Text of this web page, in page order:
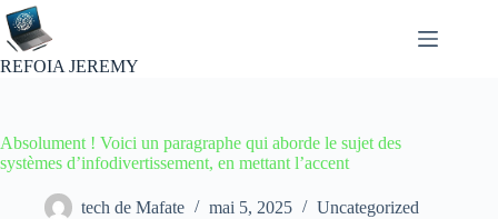
Passer
au
contenu
REFOIA JEREMY
Absolument ! Voici un paragraphe qui aborde le sujet des
systèmes d’infodivertissement, en mettant l’accent
tech de Mafate mai 5, 2025 Uncategorized